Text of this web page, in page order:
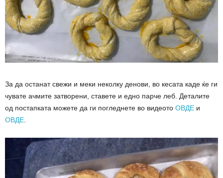
За да останат свежи и меки неколку денови, во кесата каде ќе ги
чувате ачмите затворени, ставете и едно парче леб. Деталите
од постапката можете да ги погледнете во видеото ОВДЕ и
ОВДЕ.